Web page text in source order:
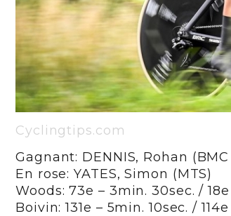
Cyclingtips.com
Gagnant: DENNIS, Rohan (BMC
En rose: YATES, Simon (MTS)
Woods: 73e – 3min. 30sec. /
Boivin: 131e – 5min. 10sec. /